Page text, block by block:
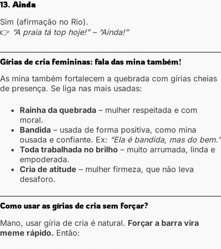
13. Ainda
Sim (afirmação no Rio).
👉 “A praia tá top hoje!” – “Ainda!”
Gírias de cria femininas: fala das mina também!
As mina também fortalecem a quebrada com gírias cheias
de presença. Se liga nas mais usadas:
Rainha da quebrada – mulher respeitada e com
moral.
Bandida – usada de forma positiva, como mina
ousada e confiante. Ex: “Ela é bandida, mas do bem.”
Toda trabalhada no brilho – muito arrumada, linda e
empoderada.
Cria de atitude – mulher firmeza, que não leva
desaforo.
Como usar as gírias de cria sem forçar?
Mano, usar gíria de cria é natural. Forçar a barra vira
meme rápido. Então: